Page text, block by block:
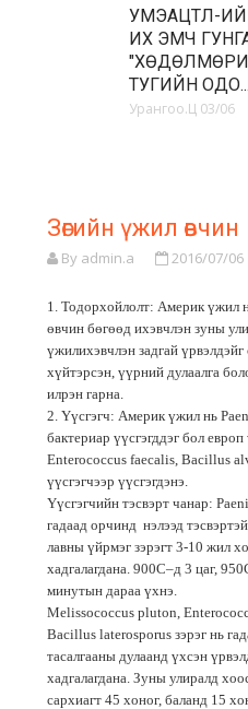
УМЭАЦТЛ-
ИХ ЭМЧ
ТУГИЙН ОДО...
Урангоо.Ц 03/06
Зөгийн үжил өвчин
By admin.a 2016/07/06
1. Тодорхойлолт: Америк үжил
өвчин бөгөөд ихэвчлэн зуны
үжилихэвчлэн задгай
хүйтэрсэн, үүрний дулаалга
илрэн гарна.
2. Үүсгэгч: Америк үжил нь
бактериар үүсгэгддэг бол
Enterococcus faecalis, Bacillus
үүсгэгчээр үүсгэгдэнэ.
Үүсгэгчийн тэсвэрт чанар:
гадаад орчинд нэлээд
лавны үйрмэг зэрэгт 3-10 жил
хадгалагдана. 900С–д 3 цаг,
минутын дараа үхнэ.
Melissococcus pluton,
Bacillus laterosporus зэрэг нь
тасалгааны дулаанд үхсэн
хадгалагдана. Зуны улиралд
сархиагт 45 хоног, баланд 15